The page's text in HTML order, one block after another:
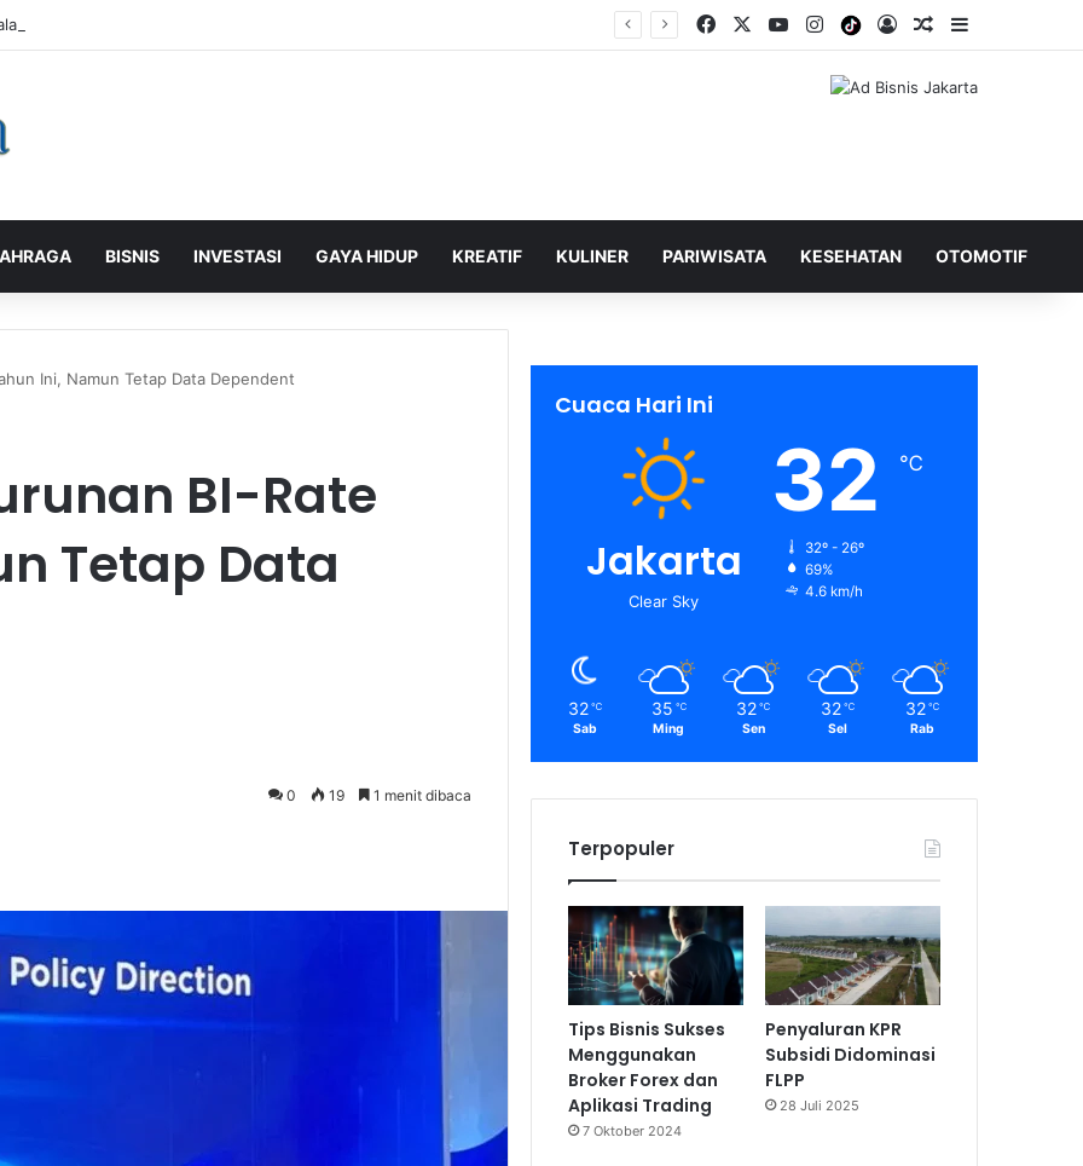
Pelanggan, PLN Icon Plus Sabet Tiga Penghargaan CCW 2026 Facebook YouTubeInstagramTiktokLog InShuffle Berita
BISNIS INVESTASI GAYA HIDUP KREATIF KULINER PARIWISATA KESEHATAN OTOMOTIF
Ini, Namun Tetap Data Dependent
BI-Rate
Tetap Data
0 19 1 menit dibaca
Cuaca Hari Ini
Jakarta
Clear Sky
32 ℃
32º - 26º
69%
4.6 km/h
32 ℃
Sab
35 ℃
Ming
32 ℃
Sen
32 ℃
Sel
32 ℃
Rab
Terpopuler
Tips Bisnis Sukses
Menggunakan
Broker Forex dan
Aplikasi Trading
7 Oktober 2024
Penyaluran KPR
Subsidi Didominasi
FLPP
28 Juli 2025